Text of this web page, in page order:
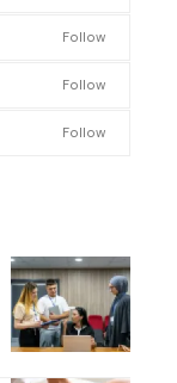
Follow
Follow
Follow